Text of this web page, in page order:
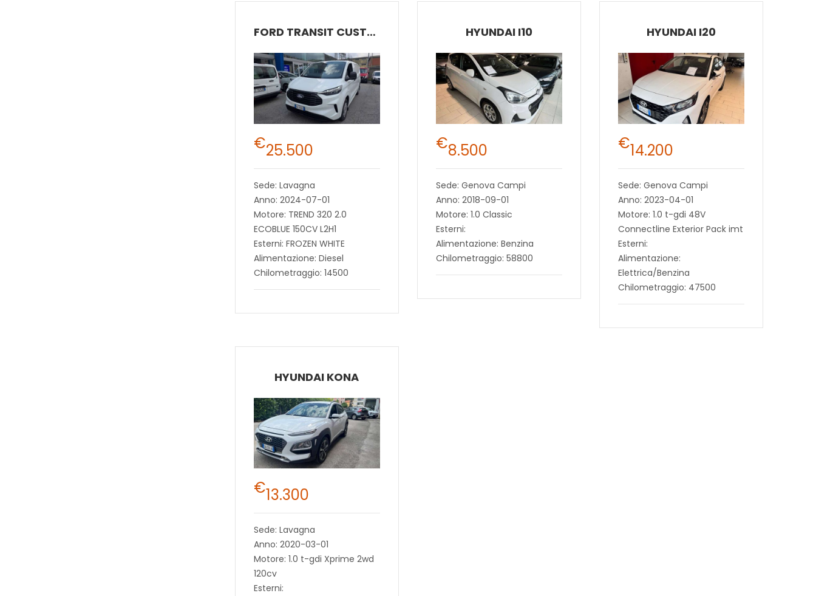
FORD TRANSIT CUSTOM
€25.500
Sede: Lavagna
Anno: 2024-07-01
Motore: TREND 320 2.0
ECOBLUE 150CV L2H1
Esterni: FROZEN WHITE
Alimentazione: Diesel
Chilometraggio: 14500
HYUNDAI I10
€8.500
Sede: Genova Campi
Anno: 2018-09-01
Motore: 1.0 Classic
Esterni:
Alimentazione: Benzina
Chilometraggio: 58800
HYUNDAI I20
€14.200
Sede: Genova Campi
Anno: 2023-04-01
Motore: 1.0 t-gdi 48V
Connectline Exterior Pack imt
Esterni:
Alimentazione:
Elettrica/Benzina
Chilometraggio: 47500
HYUNDAI KONA
€13.300
Sede: Lavagna
Anno: 2020-03-01
Motore: 1.0 t-gdi Xprime 2wd
120cv
Esterni: